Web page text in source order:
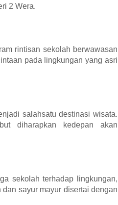
2 Wera.
rintisan sekolah berwawasan
pada lingkungan yang asri
salahsatu destinasi wisata.
diharapkan kedepan akan
sekolah terhadap lingkungan,
sayur mayur disertai dengan